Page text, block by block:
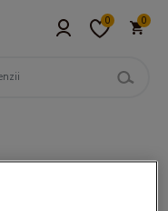
0 0